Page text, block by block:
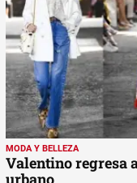
MODA Y BELLEZA
Valentino regresa